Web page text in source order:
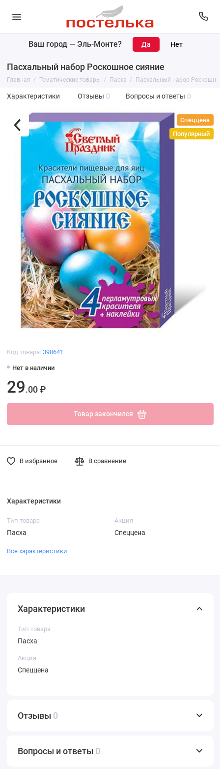
Ваш город — Эль-Монте?
Пасхальный набор Роскошное сияние
Главная Тематические товары Пасха Пасхальный набор
Характеристики Отзывы 0 Вопросы и ответы 0
Спеццена
Популярный
Код товара: 398641
Нет в наличии
29.00 ₽
Товар закончился
В избранное В сравнение
Характеристики
Тип товара
Пасха
Акция
Спеццена
Все характеристики
Характеристики
Тип товара
Пасха
Акция
Спеццена
Отзывы 0
Вопросы и ответы 0